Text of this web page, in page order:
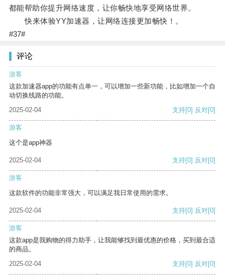
都能帮助你提升网络速度，让你畅快地享受网络世界。
快来体验YY加速器，让网络连接更加畅快！。
#37#
评论
游客
这款加速器app的功能有点单一，可以增加一些新功能，比如增加一个自
动切换线路的功能。
2025-02-04
支持[0] 反对[0]
游客
这个是app神器
2025-02-04 支持[0] 反对[0]
游客
这款软件的功能非常强大，可以满足我日常使用的需求。
2025-02-04 支持[0] 反对[0]
游客
这款app是我购物的得力助手，让我能够找到最优惠的价格，买到最合适
的商品。
2025-02-04
支持[0] 反对[0]